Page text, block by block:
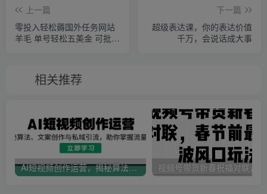
上一篇
零投入轻松薅国外任务网站
羊毛 单号轻松五美金 可批量
下一篇
超级表达课，你的表达价值
千万，会说话成大事
相关推荐
AI短视频创作运营，揭秘算法、文案创作与私域引流，助你掌握流量密码